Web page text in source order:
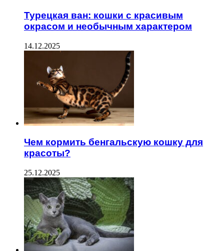
Турецкая ван: кошки с красивым
окрасом и необычным характером
14.12.2025
Чем кормить бенгальскую кошку для
красоты?
25.12.2025